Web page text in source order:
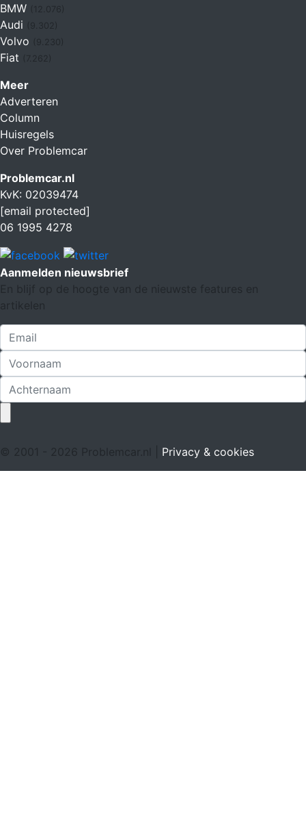
BMW (12.076)
Audi
Volvo
Fiat (7.262)
Meer
Adverteren
Column
Huisregels
Over Problemcar
Problemcar.nl
KvK: 02039474
[email protected]
06 1995 4278
Aanmelden nieuwsbrief
En blijf op de hoogte van de nieuwste features en
artikelen
© 2001 - 2026 Problemcar.nl | Privacy & cookies